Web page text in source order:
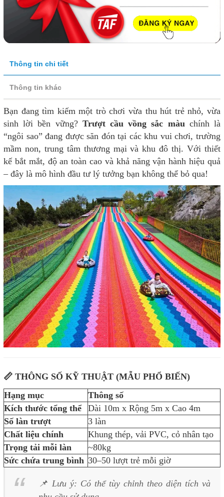
Thông tin chi tiết
Thông tin khác
Bạn đang tìm kiếm một trò chơi vừa thu hút trẻ nhỏ, vừa
sinh lời bền vững? Trượt cầu vồng sắc màu chính là
“ngôi sao” đang được săn đón tại các khu vui chơi, trường
mầm non, trung tâm thương mại và khu đô thị. Với thiết
kế bắt mắt, độ an toàn cao và khả năng vận hành hiệu quả
– đây là mô hình đầu tư lý tưởng bạn không thể bỏ qua!
📏 THÔNG SỐ KỸ THUẬT (MẪU PHỔ BIẾN)
Hạng mục
Thông số
Kích thước tổng thể
Dài 10m x Rộng 5m x Cao 4m
Số làn trượt
3 làn
Chất liệu chính
Khung thép, vải PVC, cỏ nhân tạo
Trọng tải mỗi làn
~80kg
Sức chứa trung bình 30–50 lượt trẻ mỗi giờ
📌 Lưu ý: Có thể tùy chỉnh theo diện tích và